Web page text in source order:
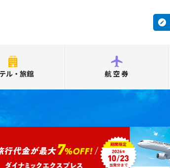
ル・旅館 航空券